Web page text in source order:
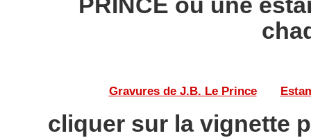
Gravures de J.B. Le Prince——
cliquer sur la vignette